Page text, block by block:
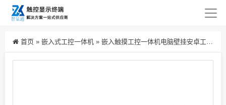
首页 » 嵌入式工控一体机 » 嵌入触摸工控一体机电脑壁挂安卓工业电容屏显示器触屏一体机工控机